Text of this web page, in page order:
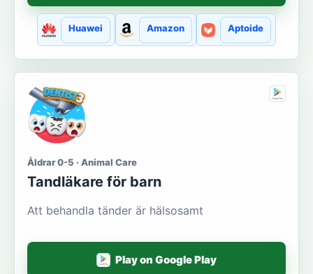
Huawei Amazon Aptoide
Åldrar 0-5 · Animal Care
Tandläkare för barn
Att behandla tänder är hälsosamt
Play on Google Play